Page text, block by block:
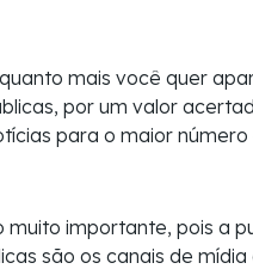
mais você quer
por um valor
para o maior número
muito importante, pois a
são os canais de